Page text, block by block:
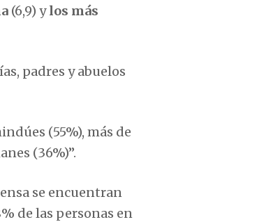
(6,9) ylos más
padres y abuelos
(55%), más de
(36%)”.
se encuentran
de las personas en